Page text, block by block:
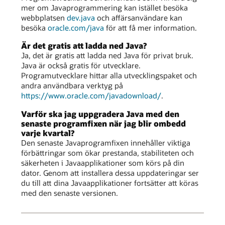
mer om Javaprogrammering kan istället besöka
webbplatsen dev.java och affärsanvändare kan
besöka oracle.com/java för att få mer information.
Är det gratis att ladda ned Java?
Ja, det är gratis att ladda ned Java för privat bruk.
Java är också gratis för utvecklare.
Programutvecklare hittar alla utvecklingspaket och
andra användbara verktyg på
https://www.oracle.com/javadownload/.
Varför ska jag uppgradera Java med den
senaste programfixen när jag blir ombedd
varje kvartal?
Den senaste Javaprogramfixen innehåller viktiga
förbättringar som ökar prestanda, stabiliteten och
säkerheten i Javaapplikationer som körs på din
dator. Genom att installera dessa uppdateringar ser
du till att dina Javaapplikationer fortsätter att köras
med den senaste versionen.